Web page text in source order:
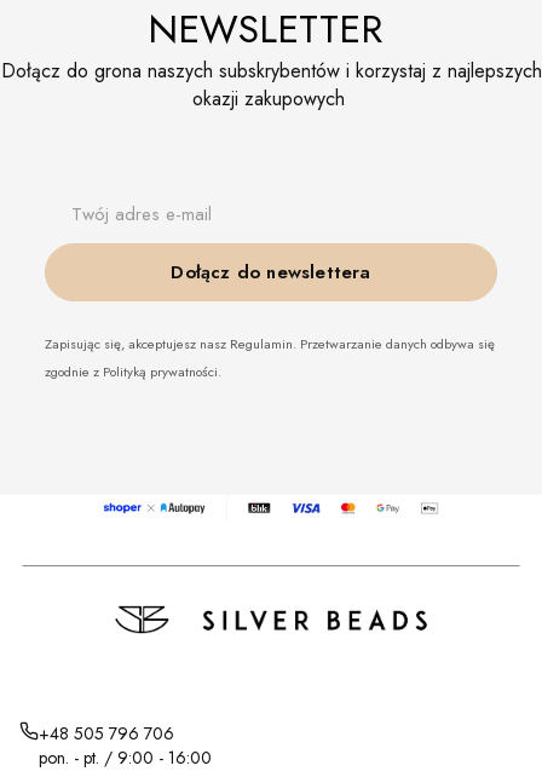
NEWSLETTER
Dołącz do grona naszych subskrybentów i korzystaj z najlepszych
okazji zakupowych
Twój adres e-mail
Dołącz do newslettera
Zapisując się, akceptujesz nasz Regulamin. Przetwarzanie danych odbywa się
zgodnie z Polityką prywatności.
+48 505 796 706
pon. - pt. / 9:00 - 16:00